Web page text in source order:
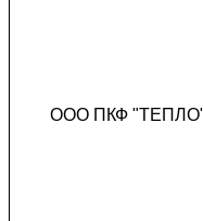
ООО ПКФ "ТЕПЛО"